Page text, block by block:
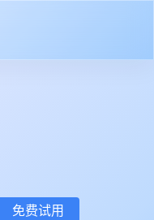
免费试用